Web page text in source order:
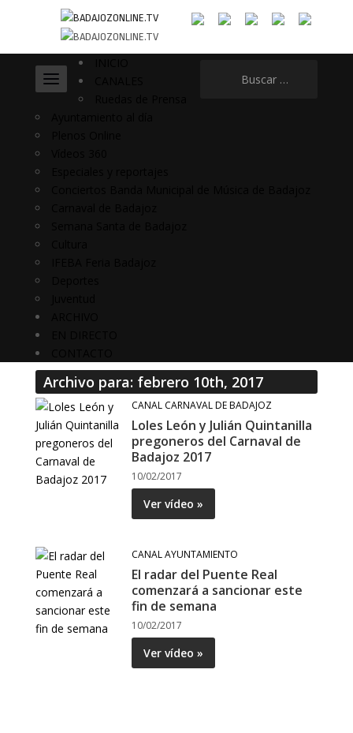
Archivo para: febrero 10th, 2017
CANAL CARNAVAL DE BADAJOZ
Loles León y Julián Quintanilla
pregoneros del Carnaval de
Badajoz 2017
10/02/2017
Ver vídeo »
CANAL AYUNTAMIENTO
El radar del Puente Real
comenzará a sancionar este
fin de semana
10/02/2017
Ver vídeo »